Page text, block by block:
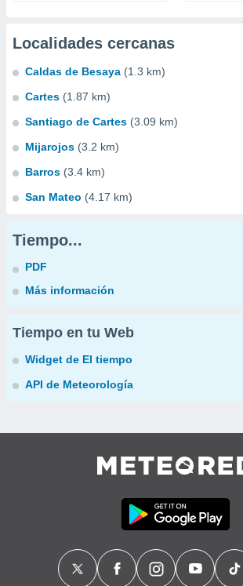
Localidades cercanas
Caldas de Besaya (1.3 km)
Cartes (1.87 km)
Santiago de Cartes (3.09 km)
Mijarojos (3.2 km)
Barros (3.4 km)
San Mateo (4.17 km)
Tiempo...
PDF
Más información
Tiempo en tu Web
Widget de El tiempo
API de Meteorología